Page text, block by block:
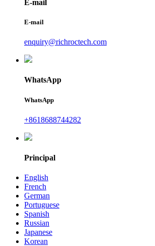
E-mail
E-mail
enquiry@richroctech.com
WhatsApp
WhatsApp
+8618688744282
Principal
English
French
German
Portuguese
Spanish
Russian
Japanese
Korean